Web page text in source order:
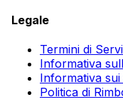
Legale
Termini di
Informativa
Informativa sui
Politica di